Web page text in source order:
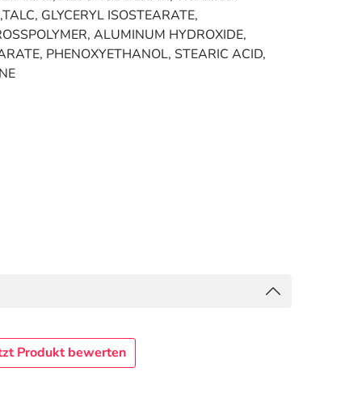
GLYCERYL ISOSTEARATE,
ALUMINUM HYDROXIDE,
PHENOXYETHANOL, STEARIC ACID,
Produkt bewerten